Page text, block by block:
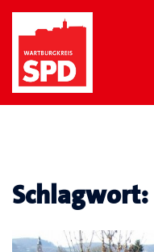
Zum
springen
Schlagwort: